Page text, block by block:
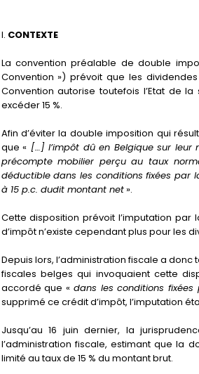
I. CONTEXTE
La convention préalable de double
Convention ») prévoit que les
Convention autorise toutefois l’Etat de
excéder 15 %.
Afin d’éviter la double imposition qui
que « […] l’impôt dû en Belgique sur
précompte mobilier perçu au taux
déductible dans les conditions fixées par
à 15 p.c. dudit montant net».
Cette disposition prévoit l’imputation par
d’impôt n’existe cependant plus pour les
Depuis lors, l’administration fiscale a
fiscales belges qui invoquaient cette
accordé que « dans les conditions
supprimé ce crédit d’impôt, l’imputation
Jusqu’au 16 juin dernier, la
l’administration fiscale, estimant que la
limité au taux de 15 % du montant brut.